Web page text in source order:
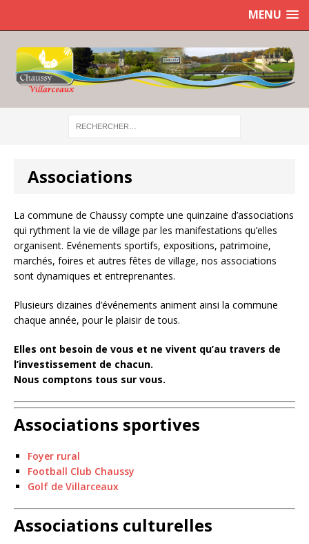
MENU
Associations
La commune de Chaussy compte une quinzaine d’associations
qui rythment la vie de village par les manifestations qu’elles
organisent. Evénements sportifs, expositions, patrimoine,
marchés, foires et autres fêtes de village, nos associations
sont dynamiques et entreprenantes.
Plusieurs dizaines d’événements animent ainsi la commune
chaque année, pour le plaisir de tous.
Elles ont besoin de vous et ne vivent qu’au travers de
l’investissement de chacun.
Nous comptons tous sur vous.
Associations sportives
Foyer rural
Football Club Chaussy
Golf de Villarceaux
Associations culturelles